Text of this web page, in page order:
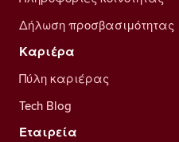
Δήλωση προσβασιμότητας
Καριέρα
Πύλη καριέρας
Tech Blog
Εταιρεία